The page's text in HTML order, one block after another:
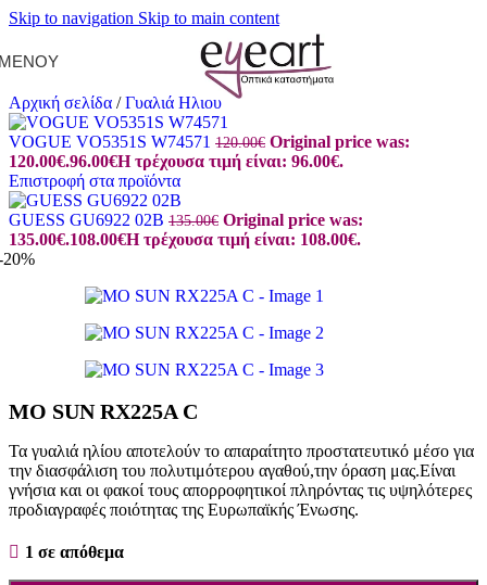
Skip to navigation Skip to main content
Αρχική σελίδα / Γυαλιά Ηλίου
VOGUE VO5351S W74571 120.00€ Original price was:
120.00€.96.00€Η τρέχουσα τιμή είναι: 96.00€.
Επιστροφή στα προϊόντα
GUESS GU6922 02B 135.00€ Original price was:
135.00€.108.00€Η τρέχουσα τιμή είναι: 108.00€.
20%
MO SUN RX225A C
Τα γυαλιά ηλίου αποτελούν το απαραίτητο προστατευτικό μέσο για
την διασφάλιση του πολυτιμότερου αγαθού,την όραση μας.Είναι
γνήσια και οι φακοί τους απορροφητικοί πληρόντας τις υψηλότερες
προδιαγραφές ποιότητας της Ευρωπαϊκής Ένωσης.
1 σε απόθεμα